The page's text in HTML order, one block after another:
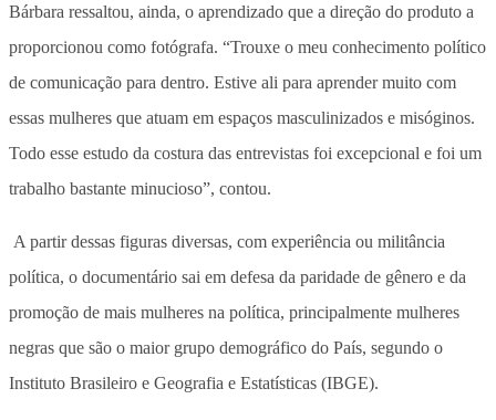
Bárbara ressaltou, ainda, o aprendizado que a direção do produto a
proporcionou como fotógrafa. “Trouxe o meu conhecimento político
de comunicação para dentro. Estive ali para aprender muito com
essas mulheres que atuam em espaços masculinizados e misóginos.
Todo esse estudo da costura das entrevistas foi excepcional e foi um
trabalho bastante minucioso”, contou.
A partir dessas figuras diversas, com experiência ou militância
política, o documentário sai em defesa da paridade de gênero e da
promoção de mais mulheres na política, principalmente mulheres
negras que são o maior grupo demográfico do País, segundo o
Instituto Brasileiro e Geografia e Estatísticas (IBGE).